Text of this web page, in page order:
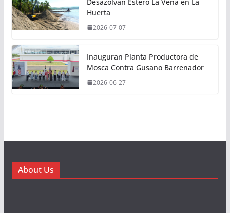
Huerta
2026-07-07
Inauguran Planta Productora de
Mosca Contra Gusano Barrenador
2026-06-27
About Us